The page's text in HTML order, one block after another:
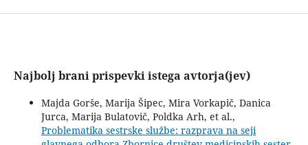
Najbolj brani prispevki istega avtorja(jev)
Majda Gorše, Marija Šipec, Mira Vorkapič, Danica
Jurca, Marija Bulatovič, Poldka Arh, et al.,
Problematika sestrske službe: razprava na seji